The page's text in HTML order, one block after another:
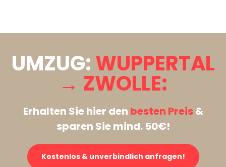
UMZUG:WUPPERTAL
→ ZWOLLE:
Erhalten Sie hier den besten Preis&
sparen Sie mind. 50€!
Kostenlos & unverbindlich anfragen!